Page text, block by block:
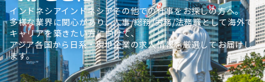
インドネシアインドネシアその他での仕事をお探しの方へ。
多様な業界に関心があり、人事/総務/労務/法務職として海外で
キャリアを築きたい方に向けて、
アジア各国から日系・現地企業の求人情報を厳選してお届けし
ます。